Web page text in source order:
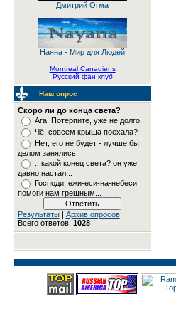
Дмитрий Огма
Наяна - Мир для Людей
Montreal Canadiens
Русский фан клуб
Наш опрос
Скоро ли до конца света?
Ага! Потерпите, уже не долго...
Чё, совсем крыша поехала?
Нет, его не будет - лучше бы
делом занялись!
...какой конец света? он уже
давно настал...
Господи, ежи-еси-на-небеси
помоги нам грешным...
Результаты| Архив опросов
Всего ответов: 1028